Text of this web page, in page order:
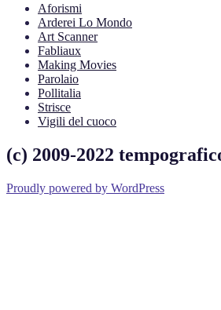
Aforismi
Arderei Lo Mondo
Art Scanner
Fabliaux
Making Movies
Parolaio
Pollitalia
Strisce
Vigili del cuoco
(c) 2009-2022
Proudly powered by WordPress